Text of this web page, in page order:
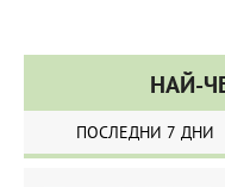
НАЙ-
ПОСЛЕДНИ 7 ДНИ